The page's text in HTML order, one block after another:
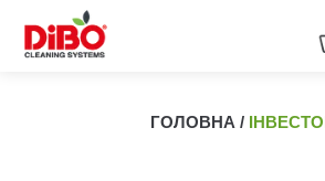
ГОЛОВНА /